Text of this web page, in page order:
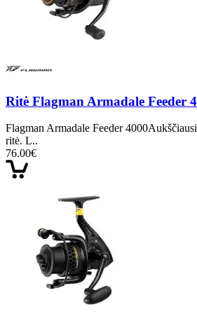
Ritė Flagman Armadale Feeder
Flagman Armadale Feeder
ritė. L..
76.00€